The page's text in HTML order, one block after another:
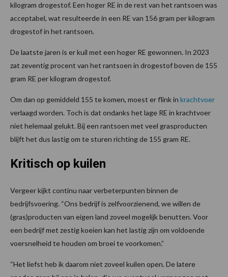
kilogram drogestof. Een hoger RE in de rest van het rantsoen was
acceptabel, wat resulteerde in een RE van 156 gram per kilogram
drogestof in het rantsoen.
De laatste jaren is er kuil met een hoger RE gewonnen. In 2023
zat zeventig procent van het rantsoen in drogestof boven de 155
gram RE per kilogram drogestof.
Om dan op gemiddeld 155 te komen, moest er flink in krachtvoer
verlaagd worden. Toch is dat ondanks het lage RE in krachtvoer
niet helemaal gelukt. Bij een rantsoen met veel grasproducten
blijft het dus lastig om te sturen richting de 155 gram RE.
Kritisch op kuilen
Vergeer kijkt continu naar verbeterpunten binnen de
bedrijfsvoering. “Ons bedrijf is zelfvoorzienend, we willen de
(gras)producten van eigen land zoveel mogelijk benutten. Voor
een bedrijf met zestig koeien kan het lastig zijn om voldoende
voersnelheid te houden om broei te voorkomen.”
“Het liefst heb ik daarom niet zoveel kuilen open. De latere